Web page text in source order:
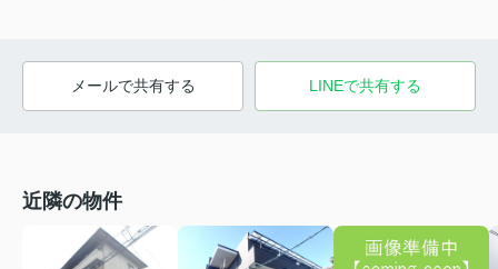
メールで共有する LINEで共有する
近隣の物件